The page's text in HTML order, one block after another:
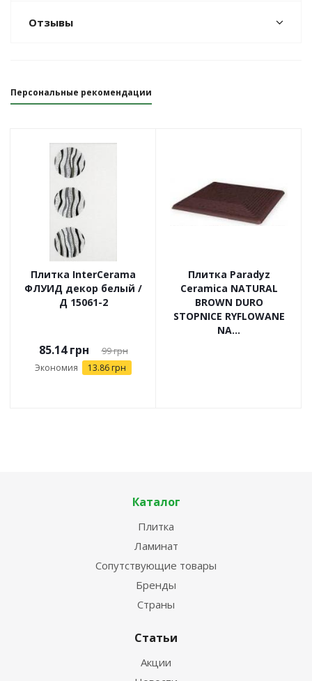
Отзывы
Персональные рекомендации
Плитка InterCerama
ФЛУИД декор белый /
Д 15061-2
85.14грн 99грн
Экономия 13.86 грн
Плитка Paradyz
Ceramica NATURAL
BROWN DURO
STOPNICE RYFLOWANE
NA...
Каталог
Плитка
Ламинат
Сопутствующие товары
Бренды
Страны
Статьи
Акции